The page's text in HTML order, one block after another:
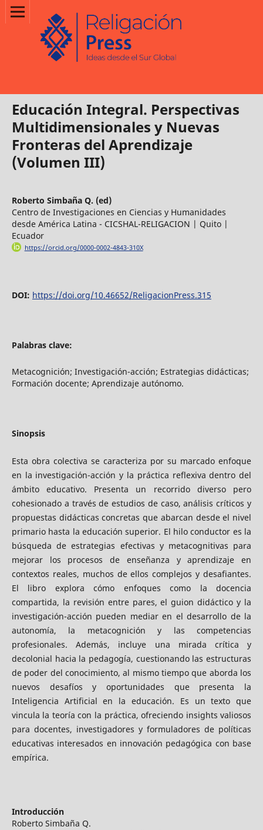
Educación Integral. Perspectivas
Multidimensionales y Nuevas
Fronteras del Aprendizaje
(Volumen III)
Roberto Simbaña Q. (ed)
Centro de Investigaciones en Ciencias y Humanidades
desde América Latina - CICSHAL-RELIGACION | Quito |
Ecuador
https://orcid.org/0000-0002-4843-310X
DOI: https://doi.org/10.46652/ReligacionPress.315
Palabras clave:
Metacognición; Investigación-acción; Estrategias didácticas;
Formación docente; Aprendizaje autónomo.
Sinopsis
Esta obra colectiva se caracteriza por su marcado enfoque
en la investigación-acción y la práctica reflexiva dentro del
ámbito educativo. Presenta un recorrido diverso pero
cohesionado a través de estudios de caso, análisis críticos y
propuestas didácticas concretas que abarcan desde el nivel
primario hasta la educación superior. El hilo conductor es la
búsqueda de estrategias efectivas y metacognitivas para
mejorar los procesos de enseñanza y aprendizaje en
contextos reales, muchos de ellos complejos y desafiantes.
El libro explora cómo enfoques como la docencia
compartida, la revisión entre pares, el guion didáctico y la
investigación-acción pueden mediar en el desarrollo de la
autonomía, la metacognición y las competencias
profesionales. Además, incluye una mirada crítica y
decolonial hacia la pedagogía, cuestionando las estructuras
de poder del conocimiento, al mismo tiempo que aborda los
nuevos desafíos y oportunidades que presenta la
Inteligencia Artificial en la educación. Es un texto que
vincula la teoría con la práctica, ofreciendo insights valiosos
para docentes, investigadores y formuladores de políticas
educativas interesados en innovación pedagógica con base
empírica.
Introducción
Roberto Simbaña Q.